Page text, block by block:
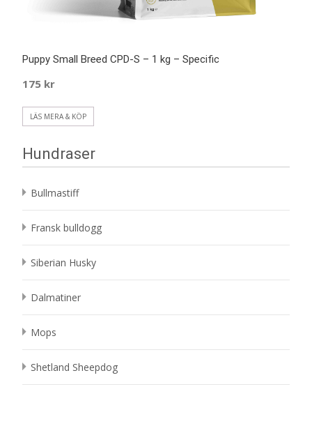
Puppy Small Breed CPD-S – 1 kg – Specific
175 kr
LÄS MERA & KÖP
Hundraser
Bullmastiff
Fransk bulldogg
Siberian Husky
Dalmatiner
Mops
Shetland Sheepdog